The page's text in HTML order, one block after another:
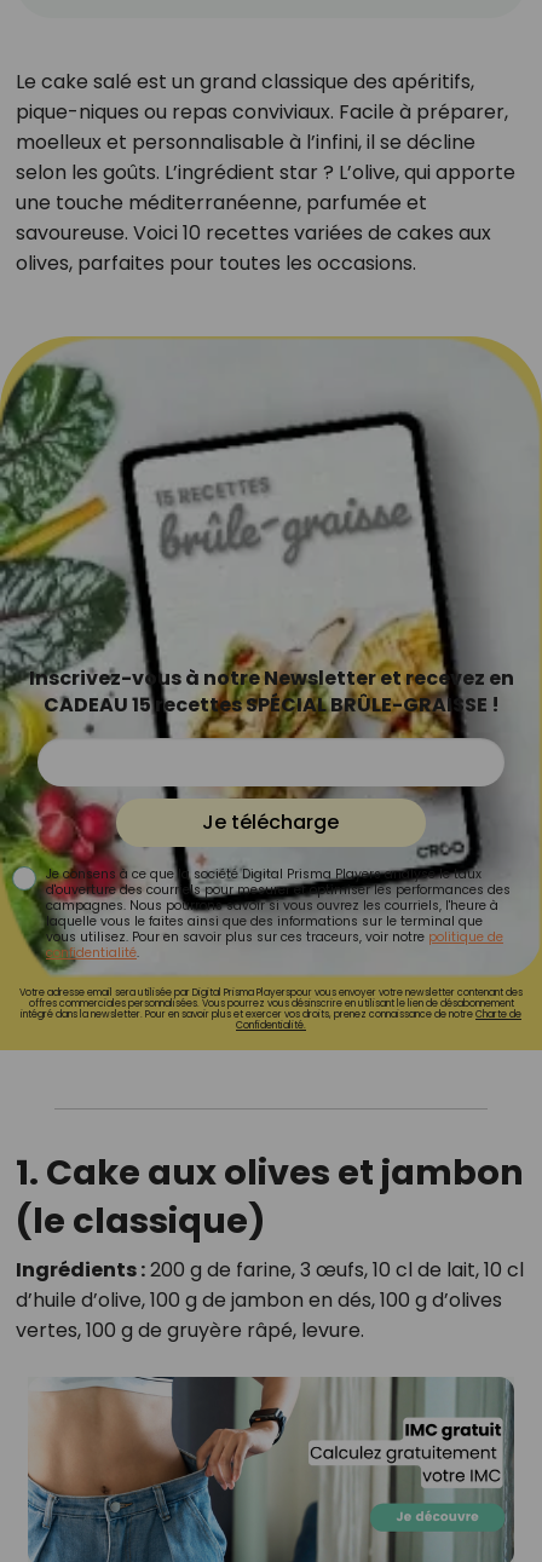
Le cake salé est un grand classique des apéritifs,
pique-niques ou repas conviviaux. Facile à préparer,
moelleux et personnalisable à l’infini, il se décline
selon les goûts. L’ingrédient star ? L’olive, qui apporte
une touche méditerranéenne, parfumée et
savoureuse. Voici 10 recettes variées de cakes aux
olives, parfaites pour toutes les occasions.
Inscrivez-vous à notre Newsletter et recevez en
CADEAU 15 recettes SPÉCIAL BRÛLE-GRAISSE !
Je télécharge
Je consens à ce que la société Digital Prisma Players analyse le taux
d'ouverture des courriels pour mesurer et optimiser les performances des
campagnes. Nous pourrons savoir si vous ouvrez les courriels, l'heure à
laquelle vous le faites ainsi que des informations sur le terminal que
vous utilisez. Pour en savoir plus sur ces traceurs, voir notre politique de
confidentialité.
Votre adresse email sera utilisée par Digital Prisma Playerspour vous envoyer votre newsletter contenant des
offres commerciales personnalisées. Vous pourrez vous désinscrire en utilisant le lien de désabonnement
intégré dans la newsletter. Pour en savoir plus et exercer vos droits, prenez connaissance de notreCharte de
Confidentialité.
1. Cake aux olives et jambon
(le classique)
Ingrédients :200 g de farine, 3 œufs, 10 cl de lait, 10 cl
d’huile d’olive, 100 g de jambon en dés, 100 g d’olives
vertes, 100 g de gruyère râpé, levure.